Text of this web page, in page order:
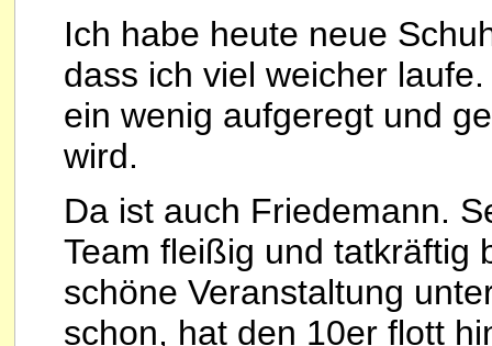
Ich habe heute neue
dass ich viel weicher
ein wenig aufgeregt und
wird.
Da ist auch Friedemann.
Team fleißig und tatkräftig
schöne Veranstaltung
schon, hat den 10er flott